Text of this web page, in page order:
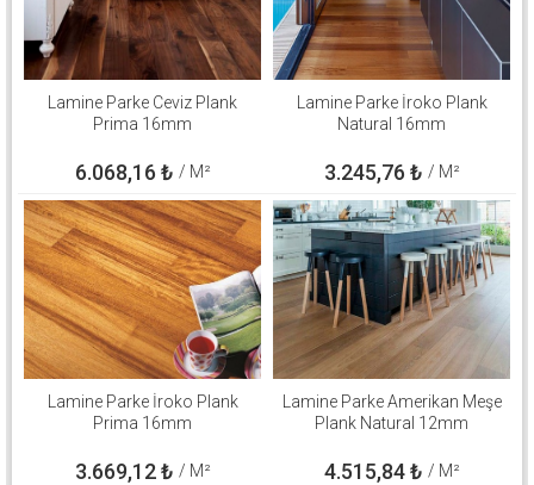
Lamine Parke Ceviz Plank
Prima 16mm
6.068,16 ₺ / M²
Lamine Parke İroko Plank
Natural 16mm
3.245,76 ₺ / M²
Lamine Parke İroko Plank
Prima 16mm
3.669,12₺ / M²
Lamine Parke Amerikan Meşe
Plank Natural 12mm
4.515,84₺ / M²